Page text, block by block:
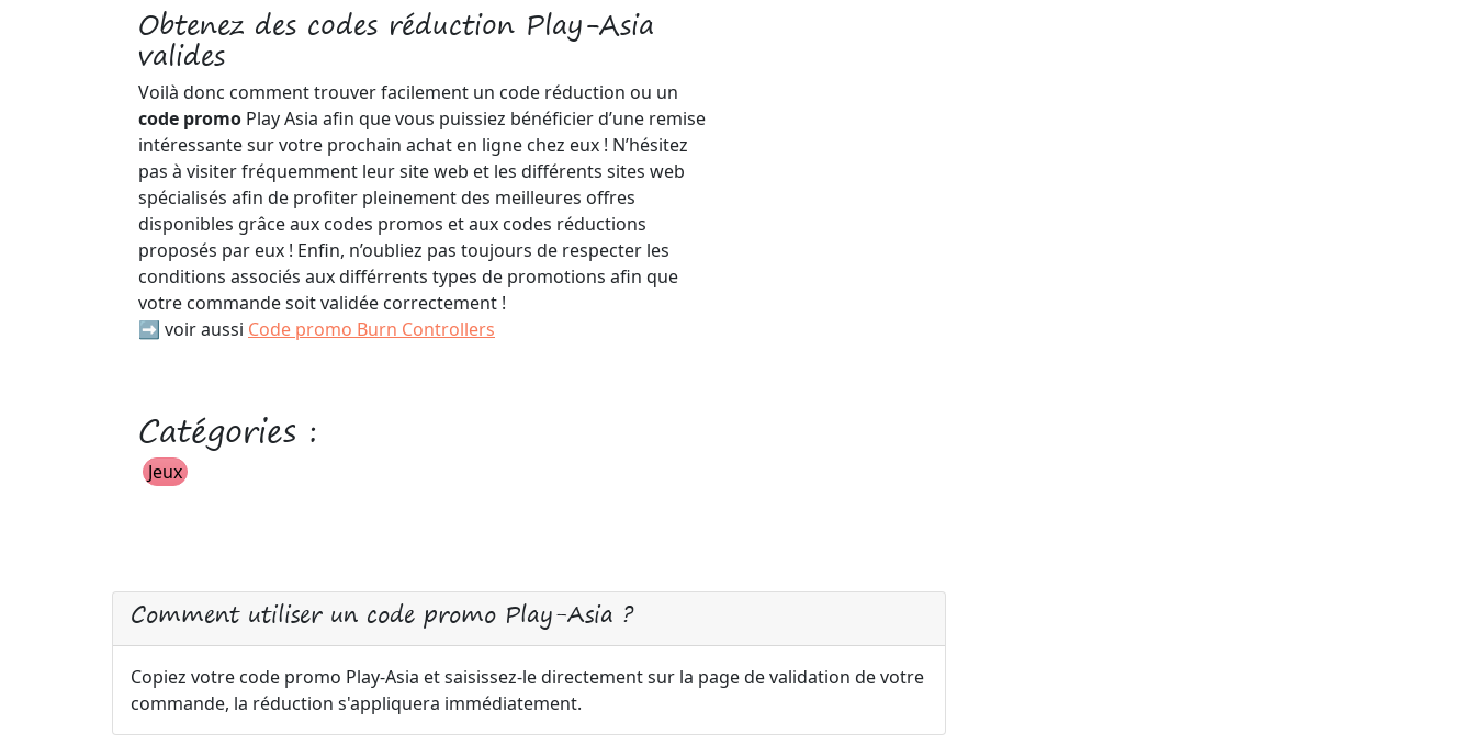
Obtenez des codes réduction Play-Asia
valides
Voilà donc comment trouver facilement un code réduction ou un
code promo Play Asia afin que vous puissiez bénéficier d’une remise
intéressante sur votre prochain achat en ligne chez eux ! N’hésitez
pas à visiter fréquemment leur site web et les différents sites web
spécialisés afin de profiter pleinement des meilleures offres
disponibles grâce aux codes promos et aux codes réductions
proposés par eux ! Enfin, n’oubliez pas toujours de respecter les
conditions associés aux différrents types de promotions afin que
votre commande soit validée correctement !
➡️ voir aussi Code promo Burn Controllers
Catégories :
Jeux
Comment utiliser un code promo Play-Asia ?
Copiez votre code promo Play-Asia et saisissez-le directement sur la page de validation de votre
commande, la réduction s'appliquera immédiatement.